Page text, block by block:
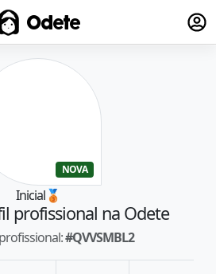
Odete
NOVA
Inicial🥉
profissional na Odete
#QVVSMBL2